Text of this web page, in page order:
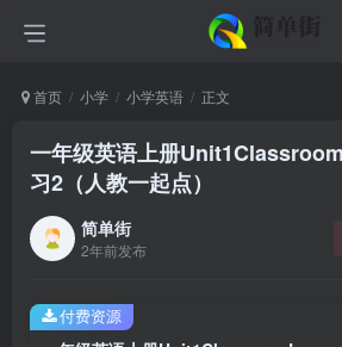
首页 小学 小学英语 正文
一年级英语上册
习2（人教一起点）
简单街
2年前发布
付费资源